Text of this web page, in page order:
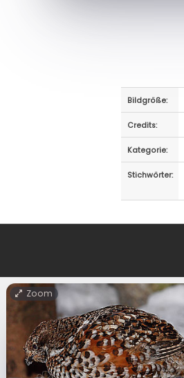
Bildgröße:
Credits:
Kategorie:
Stichwörter:
Zoom